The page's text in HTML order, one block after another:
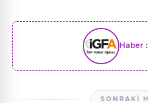
Haber :
SONRAKI